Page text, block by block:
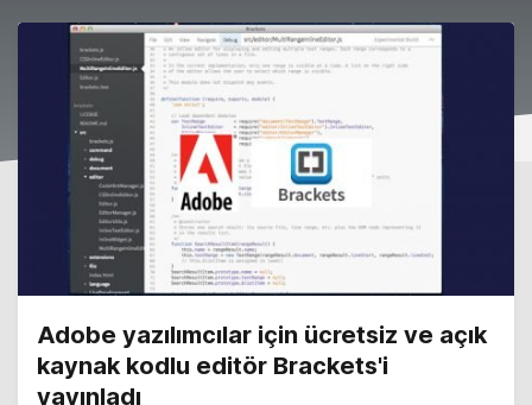
Adobe yazılımcılar için ücretsiz ve açık
kaynak kodlu editör Brackets'i
yayınladı